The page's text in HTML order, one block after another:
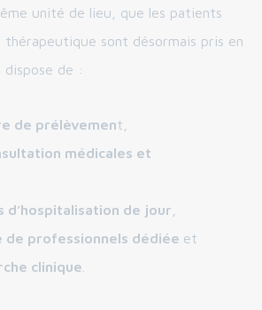
unité de lieu, que les patients
thérapeutique sont désormais pris en
dispose de :
de prélèvement,
médicales et
d’hospitalisation de jour
de professionnels dédiée et
clinique